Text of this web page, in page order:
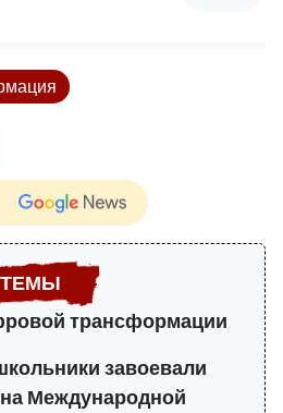
трансформации
завоевали
Международной